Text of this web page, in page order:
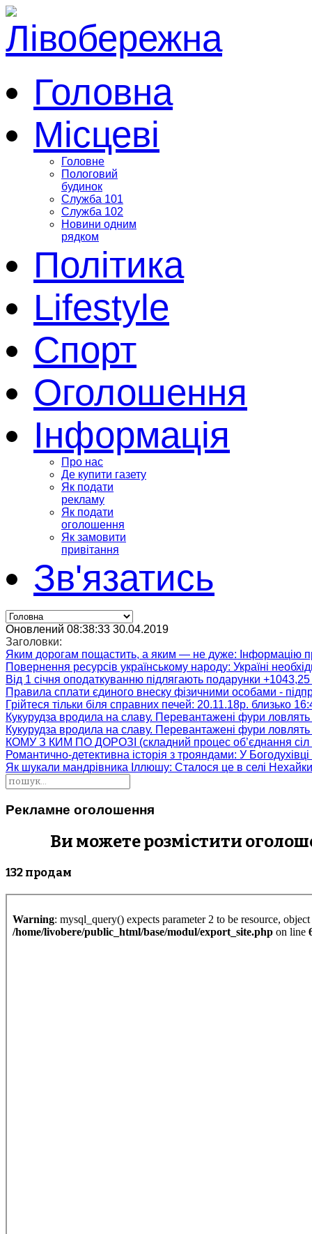
Головна
Місцеві
Головне
Пологовий
будинок
Служба 101
Служба 102
Новини одним
рядком
Політика
Lifestyle
Спорт
Оголошення
Інформація
Про нас
Де купити газету
Як подати
рекламу
Як подати
оголошення
Як замовити
привітання
Зв'язатись
Оновлений 08:38:33 30.04.2019
Заголовки:
Яким дорогам пощастить, а яким — не дуже: Інформацію
Повернення ресурсів українському народу: Україні
Від 1 січня оподаткуванню підлягають подарунки +1043,25
Правила сплати єдиного внеску фізичними особами -
Грійтеся тільки біля справних печей: 20.11.18р. близько
Кукурудза вродила на славу. Перевантажені фури
Кукурудза вродила на славу. Перевантажені фури
КОМУ З КИМ ПО ДОРОЗІ (складний процес об’єднання сіл
Романтично-детективна історія з трояндами: У
Як шукали мандрівника Іллюшу: Сталося це в селі
Рекламне оголошення
Ви можете розмістити
132 продам